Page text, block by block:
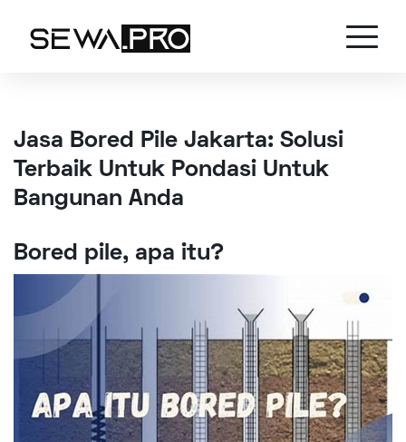
Jasa Bored Pile Jakarta: Solusi
Terbaik Untuk Pondasi Untuk
Bangunan Anda
Bored pile, apa itu?